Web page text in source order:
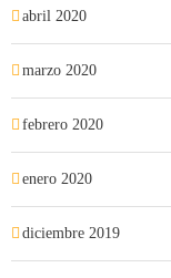
abril 2020
marzo 2020
febrero 2020
enero 2020
diciembre 2019